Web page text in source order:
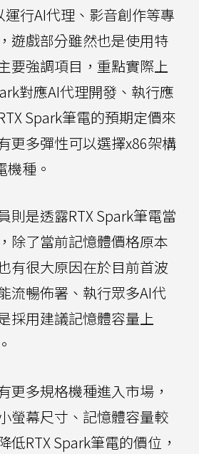
行AI代理、影音創作等專
遊戲部分雖然也是使用特
要強調項目，重點實際上
對應AI代理開發、執行應
Spark筆電的預期定價來
更多彈性可以選擇x86架構
機種。
則是透露RTX Spark筆電當
除了當前記憶體價格原本
有很大原因在於目前首波
流暢佈署、執行眾多AI代
採用建議記憶體容量上
更多規格機種進入市場，
螢幕尺寸、記憶體容量較
低RTX Spark筆電的價位，